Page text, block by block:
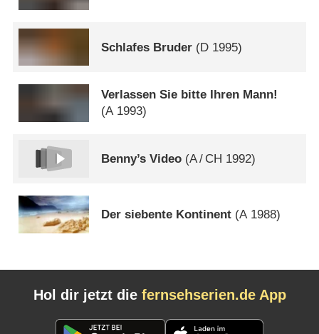
Schlafes Bruder (D 1995)
Verlassen Sie bitte Ihren Mann!
(A1993)
Benny’s Video (A/ CH 1992)
Der siebente Kontinent (A1988)
Hol dir jetzt die fernsehserien.de App